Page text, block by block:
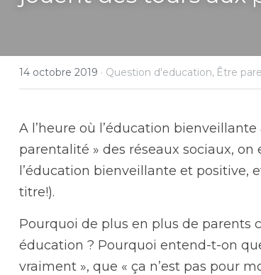
14 octobre 2019 · Question d'education, Être
A l’heure où l’éducation
parentalité » des réseaux sociaux,
l’éducation bienveillante et positive,
titre!).
Pourquoi de plus en plus de
éducation ? Pourquoi entend-t-on
vraiment », que « ça n’est pas pour